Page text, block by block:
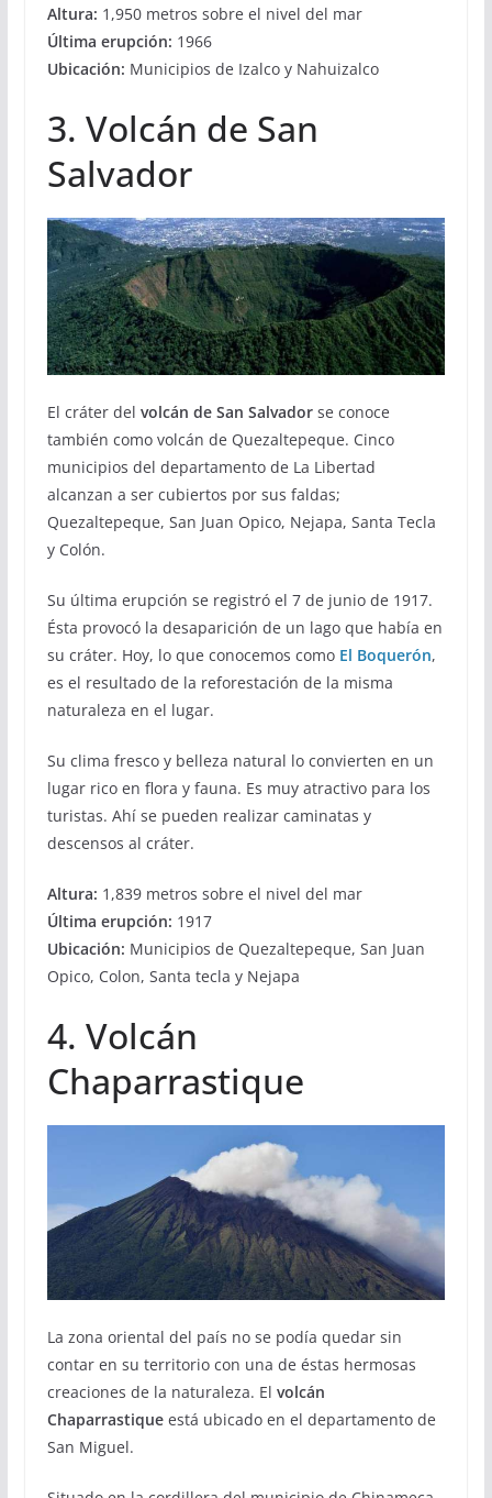
Altura: 1,950 metros sobre el nivel del mar
Última erupción: 1966
Ubicación: Municipios de Izalco y Nahuizalco
3. Volcán de San
Salvador
El cráter del volcán de San Salvadorse conoce
también como volcán de Quezaltepeque. Cinco
municipios del departamento de La Libertad
alcanzan a ser cubiertos por sus faldas;
Quezaltepeque, San Juan Opico, Nejapa, Santa Tecla
y Colón.
Su última erupción se registró el 7 de junio de 1917.
Ésta provocó la desaparición de un lago que había en
su cráter. Hoy, lo que conocemos como El Boquerón,
es el resultado de la reforestación de la misma
naturaleza en el lugar.
Su clima fresco y belleza natural lo convierten en un
lugar rico en flora y fauna. Es muy atractivo para los
turistas. Ahí se pueden realizar caminatas y
descensos al cráter.
Altura: 1,839 metros sobre el nivel del mar
Última erupción: 1917
Ubicación: Municipios de Quezaltepeque, San Juan
Opico, Colon, Santa tecla y Nejapa
4. Volcán
Chaparrastique
La zona oriental del país no se podía quedar sin
contar en su territorio con una de éstas hermosas
creaciones de la naturaleza. El volcán
Chaparrastiqueestá ubicado en el departamento de
San Miguel.